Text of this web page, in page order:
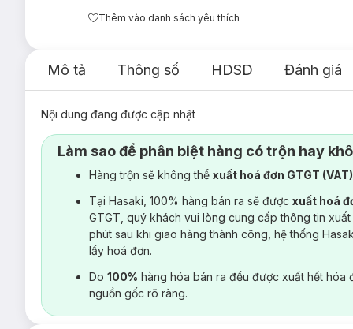
Thêm vào danh sách yêu thích
Mô tả Thông số HDSD Đánh giá
Nội dung đang được cập nhật
Làm sao để phân biệt hàng có trộn hay
Hàng trộn sẽ không thể xuất hoá đơn GTGT
Tại Hasaki, 100% hàng bán ra sẽ được xuất hoá
GTGT, quý khách vui lòng cung cấp thông tin
phút sau khi giao hàng thành công, hệ thống
lấy hoá đơn.
Do 100% hàng hóa bán ra đều được xuất hết hóa
nguồn gốc rõ ràng.